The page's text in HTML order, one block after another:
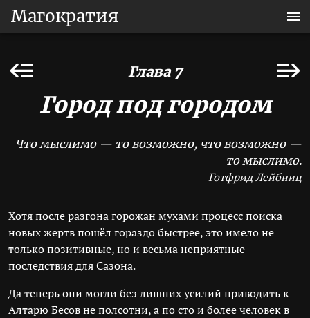
Магократия
Глава 7
Город под городом
Что мыслимо — то возможно, что возможно —
то мыслимо.
Готфрид Лейбниц
Хотя после разгона горожан мухами процесс поиска
новых жертв пошёл гораздо быстрее, это имело не
только позитивные, но и весьма неприятные
последствия для Сазона.
Да теперь они могли без лишних усилий приводить к
Алтарю Бесов не полсотни, а по сто и более человек в